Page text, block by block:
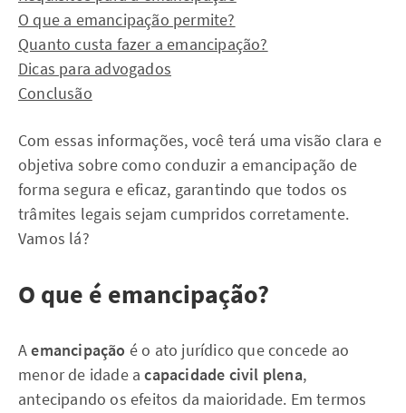
O que a emancipação permite?
Quanto custa fazer a emancipação?
Dicas para advogados
Conclusão
Com essas informações, você terá uma visão clara e
objetiva sobre como conduzir a emancipação de
forma segura e eficaz, garantindo que todos os
trâmites legais sejam cumpridos corretamente.
Vamos lá?
O que é emancipação?
Aemancipação é o ato jurídico que concede ao
menor de idade acapacidade civil plena,
antecipando os efeitos da maioridade. Em termos